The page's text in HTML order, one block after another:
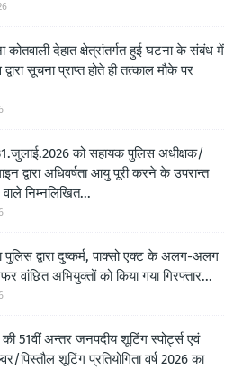
कोतवाली देहात क्षेत्रांतर्गत हुई घटना के संबंध में
सूचना प्राप्त होते ही तत्काल मौके पर
को सहायक पुलिस अधीक्षक/
द्वारा अधिवर्षता आयु पूरी करने के उपरान्त
वाले निम्नलिखित...
पुलिस द्वारा दुष्कर्म, पाक्सो एक्ट के अलग-अलग
वांछित अभियुक्तों को किया गया गिरफ्तार...
51वीं अन्तर जनपदीय शूटिंग स्पोर्ट्स एवं
पिस्तौल शूटिंग प्रतियोगिता वर्ष 2026 का